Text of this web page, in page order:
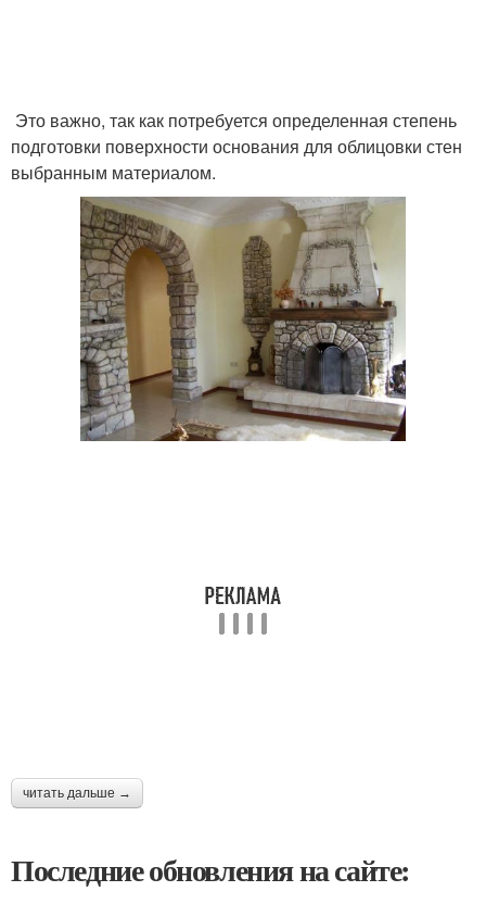
Это важно, так как потребуется определенная степень
подготовки поверхности основания для облицовки стен
выбранным материалом.
читать дальше →
Последние обновления на сайте: